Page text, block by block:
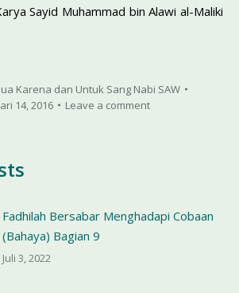
Sayid Muhammad bin Alawi al-Maliki
Karena dan Untuk Sang Nabi SAW
14, 2016
Leave a comment
Fadhilah Bersabar Menghadapi Cobaan
(Bahaya) Bagian 9
Juli 3, 2022